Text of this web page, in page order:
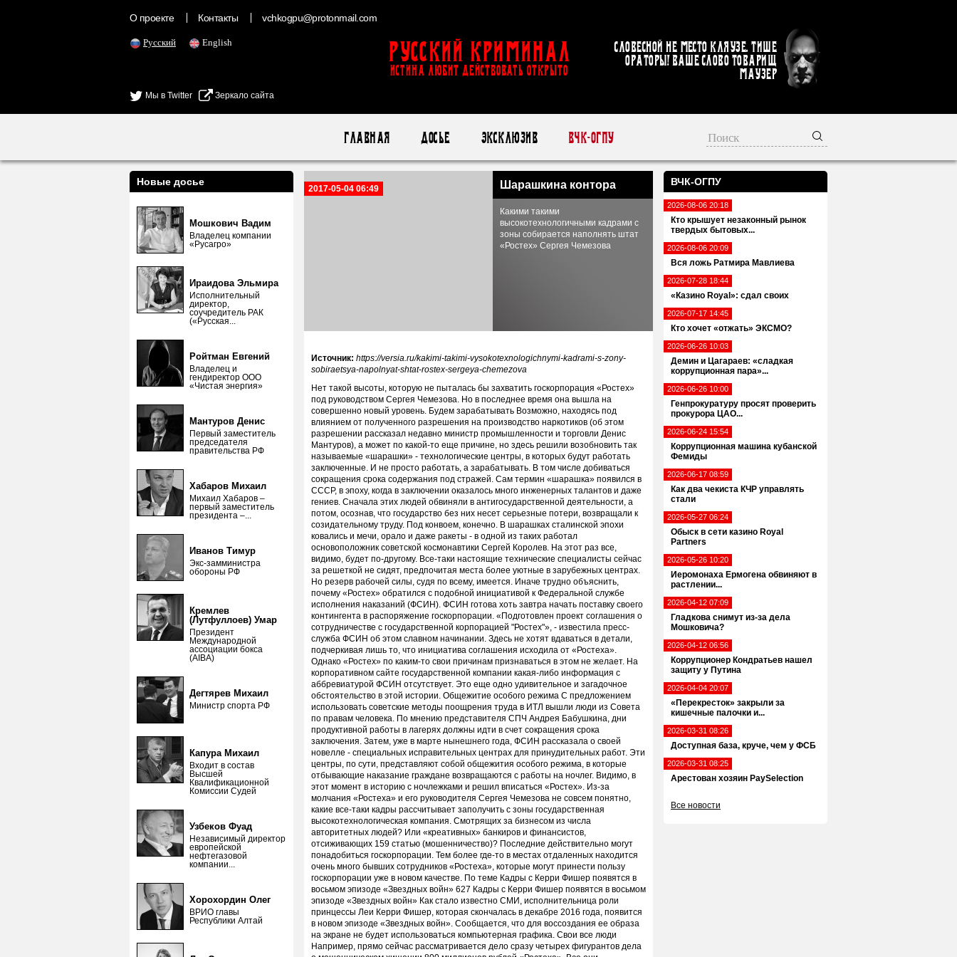
О проекте Контакты vchkogpu@protonmail.com
Русский English
Мы в Twitter Зеркало сайта
Русский Криминал
ИСТИНА ЛЮБИТ ДЕЙСТВОВАТЬ ОТКРЫТО
Словесной не место кляузе. Тише
ораторы! Ваше слово товарищ
Маузер
Главная Досье Эксклюзив ВЧК-ОГПУ
ВЧК-ОГПУ
2026-08-06 20:18
Кто крышует незаконный рынок
твердых бытовых...
2026-08-06 20:09
Вся ложь Ратмира Мавлиева
2026-07-28 18:44
«Казино Royal»: сдал своих
2026-07-17 14:45
Кто хочет «отжать» ЭКСМО?
2026-06-26 10:03
Демин и Цагараев: «сладкая
коррупционная пара»...
2026-06-26 10:00
Генпрокуратуру просят проверить
прокурора ЦАО...
2026-06-24 15:54
Коррупционная машина кубанской
Фемиды
2026-06-17 08:59
Как два чекиста КЧР управлять
стали
2026-05-27 06:24
Обыск в сети казино Royal
Partners
2026-05-26 10:20
Иеромонаха Ермогена обвиняют в
растлении...
2026-04-12 07:09
Гладкова снимут из-за дела
Мошковича?
2026-04-12 06:56
Коррупционер Кондратьев нашел
защиту у Путина
2026-04-04 20:07
«Перекресток» закрыли за
кишечные палочки и...
2026-03-31 08:26
Доступная база, круче, чем у ФСБ
2026-03-31 08:25
Арестован хозяин PaySelection
Все новости
Новые досье
Мошкович Вадим
Владелец компании
«Русагро»
Ираидова Эльмира
Исполнительный
директор,
соучредитель РАК
(«Русская...
Ройтман Евгений
Владелец и
гендиректор ООО
«Чистая энергия»
Мантуров Денис
Первый заместитель
председателя
правительства РФ
Хабаров Михаил
Михаил Хабаров –
первый заместитель
президента –...
Иванов Тимур
Экс-замминистра
обороны РФ
Кремлев
(Лутфуллоев) Умар
Президент
Международной
ассоциации бокса
(AIBA)
Дегтярев Михаил
Министр спорта РФ
Капура Михаил
Входит в состав
Высшей
Квалификационной
Комиссии Судей
Узбеков Фуад
Независимый директор
европейской
нефтегазовой
компании...
Хорохордин Олег
ВРИО главы
Республики Алтай
2017-05-04 06:49 Шарашкина контора
Какими такими
высокотехнологичными кадрами с
зоны собирается наполнять штат
«Ростех» Сергея Чемезова
Источник: https://versia.ru/kakimi-takimi-vysokotexnologichnymi-kadrami-s-zony-
sobiraetsya-napolnyat-shtat-rostex-sergeya-chemezova
Нет такой высоты, которую не пыталась бы захватить госкорпорация «Ростех»
под руководством Сергея Чемезова. Но в последнее время она вышла на
совершенно новый уровень. Будем зарабатывать Возможно, находясь под
влиянием от полученного разрешения на производство наркотиков (об этом
разрешении рассказал недавно министр промышленности и торговли Денис
Мантуров), а может по какой-то еще причине, но здесь решили возобновить так
называемые «шарашки» - технологические центры, в которых будут работать
заключенные. И не просто работать, а зарабатывать. В том числе добиваться
сокращения срока содержания под стражей. Сам термин «шарашка» появился в
СССР, в эпоху, когда в заключении оказалось много инженерных талантов и даже
гениев. Сначала этих людей обвиняли в антигосударственной деятельности, а
потом, осознав, что государство без них несет серьезные потери, возвращали к
созидательному труду. Под конвоем, конечно. В шарашках сталинской эпохи
ковались и мечи, орало и даже ракеты - в одной из таких работал
основоположник советской космонавтики Сергей Королев. На этот раз все,
видимо, будет по-другому. Все-таки настоящие технические специалисты сейчас
за решеткой не сидят, предпочитая места более уютные в зарубежных центрах.
Но резерв рабочей силы, судя по всему, имеется. Иначе трудно объяснить,
почему «Ростех» обратился с подобной инициативой к Федеральной службе
исполнения наказаний (ФСИН). ФСИН готова хоть завтра начать поставку своего
контингента в распоряжение госкорпорации. «Подготовлен проект соглашения о
сотрудничестве с государственной корпорацией "Ростех"», - известила пресс-
служба ФСИН об этом славном начинании. Здесь не хотят вдаваться в детали,
подчеркивая лишь то, что инициатива соглашения исходила от «Ростеха».
Однако «Ростех» по каким-то свои причинам признаваться в этом не желает. На
корпоративном сайте государственной компании какая-либо информация с
аббревиатурой ФСИН отсутствует. Это еще одно удивительное и загадочное
обстоятельство в этой истории. Общежитие особого режима С предложением
использовать советские методы поощрения труда в ИТЛ вышли люди из Совета
по правам человека. По мнению представителя СПЧ Андрея Бабушкина, дни
продуктивной работы в лагерях должны идти в счет сокращения срока
заключения. Затем, уже в марте нынешнего года, ФСИН рассказала о своей
новелле - специальных исправительных центрах для принудительных работ. Эти
центры, по сути, представляют собой общежития особого режима, в которые
отбывающие наказание граждане возвращаются с работы на ночлег. Видимо, в
этот момент в историю с ночлежками и решил вписаться «Ростех». Из-за
молчания «Ростеха» и его руководителя Сергея Чемезова не совсем понятно,
какие все-таки кадры рассчитывает заполучить с зоны государственная
высокотехнологическая компания. Смотрящих за бизнесом из числа
авторитетных людей? Или «креативных» банкиров и финансистов,
отсиживающих 159 статью (мошенничество)? Последние действительно могут
понадобиться госкорпорации. Тем более где-то в местах отдаленных находится
очень много бывших сотрудников «Ростеха», которые могут принести пользу
госкорпорации уже в новом качестве. По теме Кадры с Керри Фишер появятся в
восьмом эпизоде «Звездных войн» 627 Кадры с Керри Фишер появятся в восьмом
эпизоде «Звездных войн» Как стало известно СМИ, исполнительница роли
принцессы Леи Керри Фишер, которая скончалась в декабре 2016 года, появится
в новом эпизоде «Звездных войн». Сообщается, что для воссоздания ее образа
на экране не будет использоваться компьютерная графика. Свои все люди
Например, прямо сейчас рассматривается дело сразу четырех фигурантов дела